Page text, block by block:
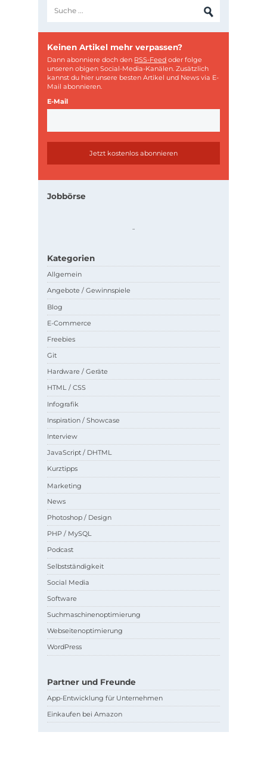
Keinen Artikel mehr verpassen?
Dann abonniere doch den RSS-Feed oder folge
unseren obigen Social-Media-Kanälen. Zusätzlich
kannst du hier unsere besten Artikel und News via E-
Mail abonnieren.
E-Mail
Jobbörse
Kategorien
Allgemein
Angebote / Gewinnspiele
Blog
E-Commerce
Freebies
Git
Hardware / Geräte
HTML / CSS
Infografik
Inspiration / Showcase
Interview
JavaScript / DHTML
Kurztipps
Marketing
News
Photoshop / Design
PHP / MySQL
Podcast
Selbstständigkeit
Social Media
Software
Suchmaschinenoptimierung
Webseitenoptimierung
WordPress
Partner und Freunde
App-Entwicklung für Unternehmen
Einkaufen bei Amazon